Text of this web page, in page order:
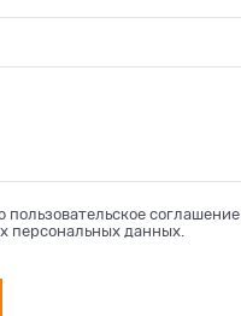
пользовательское соглашение
персональных данных